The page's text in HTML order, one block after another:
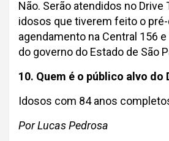
Não. Serão atendidos no Drive
idosos que tiverem feito o
agendamento na Central 156
do governo do Estado de São
10. Quem é o público alvo do
Idosos com 84 anos
Por Lucas Pedrosa